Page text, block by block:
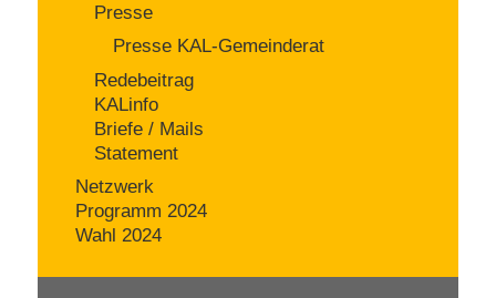
Presse
Presse KAL-Gemeinderat
Redebeitrag
KALinfo
Briefe / Mails
Statement
Netzwerk
Programm 2024
Wahl 2024